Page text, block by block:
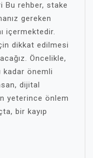
Bu rehber, stake
gereken
içermektedir.
dikkat edilmesi
Öncelikle,
kadar önemli
dijital
yeterince önlem
bir kayıp